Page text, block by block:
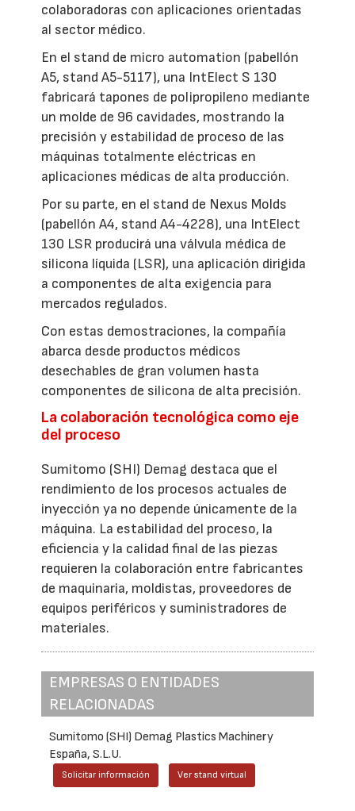
colaboradoras con aplicaciones orientadas
al sector médico.
En el stand de micro automation (pabellón
A5, stand A5-5117), una IntElect S 130
fabricará tapones de polipropileno mediante
un molde de 96 cavidades, mostrando la
precisión y estabilidad de proceso de las
máquinas totalmente eléctricas en
aplicaciones médicas de alta producción.
Por su parte, en el stand de Nexus Molds
(pabellón A4, stand A4-4228), una IntElect
130 LSR producirá una válvula médica de
silicona líquida (LSR), una aplicación dirigida
a componentes de alta exigencia para
mercados regulados.
Con estas demostraciones, la compañía
abarca desde productos médicos
desechables de gran volumen hasta
componentes de silicona de alta precisión.
La colaboración tecnológica como eje
del proceso
Sumitomo (SHI) Demag destaca que el
rendimiento de los procesos actuales de
inyección ya no depende únicamente de la
máquina. La estabilidad del proceso, la
eficiencia y la calidad final de las piezas
requieren la colaboración entre fabricantes
de maquinaria, moldistas, proveedores de
equipos periféricos y suministradores de
materiales.
EMPRESAS O ENTIDADES
RELACIONADAS
Sumitomo (SHI) Demag Plastics Machinery
España, S.L.U.
Solicitar información Ver stand virtual